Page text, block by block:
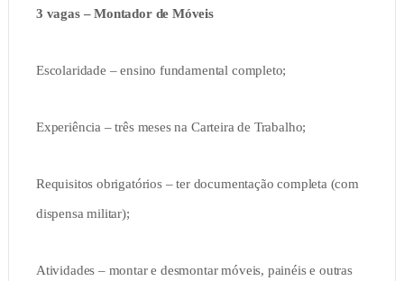
3 vagas – Montador de Móveis
Escolaridade – ensino fundamental completo;
Experiência – três meses na Carteira de Trabalho;
Requisitos obrigatórios – ter documentação completa (com
dispensa militar);
Atividades – montar e desmontar móveis, painéis e outras